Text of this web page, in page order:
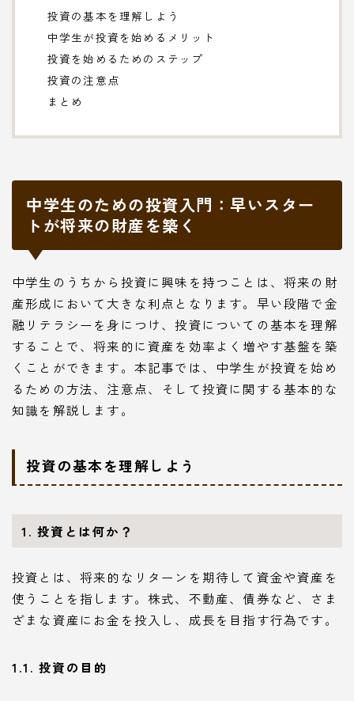
投資の基本を理解しよう
中学生が投資を始めるメリット
投資を始めるためのステップ
投資の注意点
まとめ
中学生のための投資入門：早いスター
トが将来の財産を築く
中学生のうちから投資に興味を持つことは、将来の財
産形成において大きな利点となります。早い段階で金
融リテラシーを身につけ、投資についての基本を理解
することで、将来的に資産を効率よく増やす基盤を築
くことができます。本記事では、中学生が投資を始め
るための方法、注意点、そして投資に関する基本的な
知識を解説します。
投資の基本を理解しよう
1. 投資とは何か？
投資とは、将来的なリターンを期待して資金や資産を
使うことを指します。株式、不動産、債券など、さま
ざまな資産にお金を投入し、成長を目指す行為です。
1.1. 投資の目的